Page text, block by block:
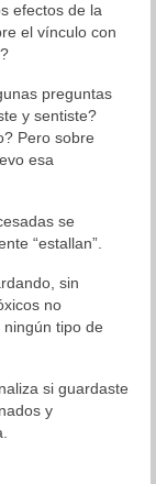
efectos de la
el vínculo con
preguntas
y sentiste?
Pero sobre
esa
se
“estallan”.
sin
no
tipo de
si guardaste
y